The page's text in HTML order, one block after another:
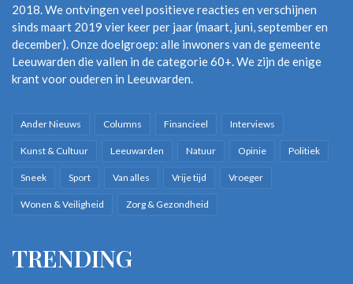
2018. We ontvingen veel positieve reacties en verschijnen
sinds maart 2019 vier keer per jaar (maart, juni, september en
december). Onze doelgroep: alle inwoners van de gemeente
Leeuwarden die vallen in de categorie 60+. We zijn de enige
krant voor ouderen in Leeuwarden.
Ander Nieuws Columns Financieel Interviews
Kunst & Cultuur Leeuwarden Natuur Opinie Politiek
Sneek Sport Van alles Vrije tijd Vroeger
Wonen & Veiligheid Zorg & Gezondheid
TRENDING